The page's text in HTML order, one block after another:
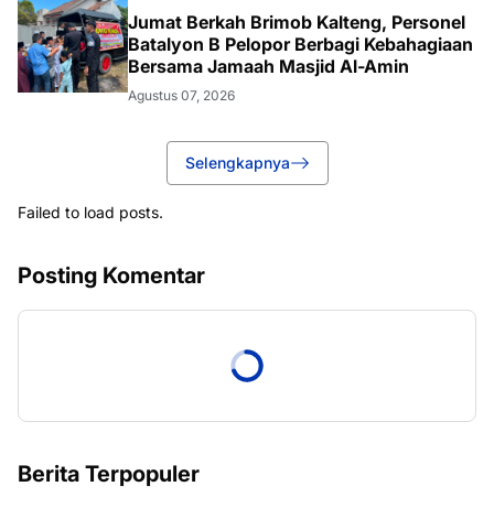
Jumat Berkah Brimob Kalteng, Personel
Batalyon B Pelopor Berbagi Kebahagiaan
Bersama Jamaah Masjid Al-Amin
Agustus 07, 2026
Selengkapnya
Failed to load posts.
Posting Komentar
Berita Terpopuler